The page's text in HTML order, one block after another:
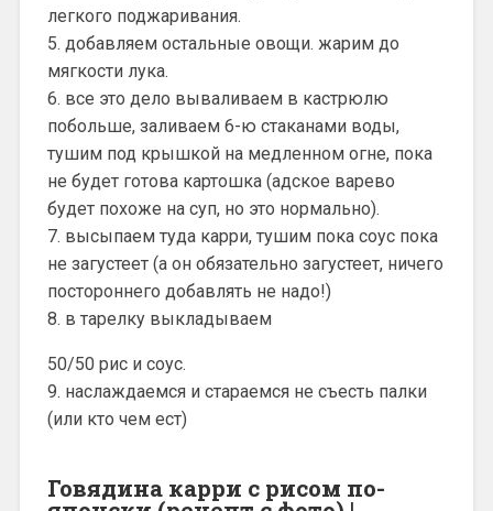
легкого поджаривания.
5. добавляем остальные овощи. жарим до
мягкости лука.
6. все это дело вываливаем в кастрюлю
побольше, заливаем 6-ю стаканами воды,
тушим под крышкой на медленном огне, пока
не будет готова картошка (адское варево
будет похоже на суп, но это нормально).
7. высыпаем туда карри, тушим пока соус пока
не загустеет (а он обязательно загустеет, ничего
постороннего добавлять не надо!)
8. в тарелку выкладываем
50/50 рис и соус.
9. наслаждаемся и стараемся не съесть палки
(или кто чем ест)
Говядина карри с рисом по-